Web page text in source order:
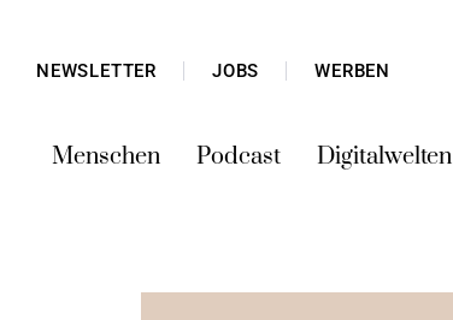
NEWSLETTER JOBS WERBEN
Menschen Podcast Digitalwelten